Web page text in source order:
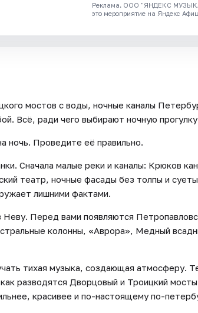
Реклама. ООО "ЯНДЕКС
это мероприятие на Яндекс
мостов с воды, ночные каналы
Всё, ради чего выбирают ночную
ночь. Проведите её правильно.
Сначала малые реки и каналы: Крюков
театр, ночные фасады без толпы и
лишними фактами.
Перед вами появляются
колонны, «Аврора», Медный
тихая музыка, создающая атмосферу.
разводятся Дворцовый и Троицкий
красивее и по-настоящему по-